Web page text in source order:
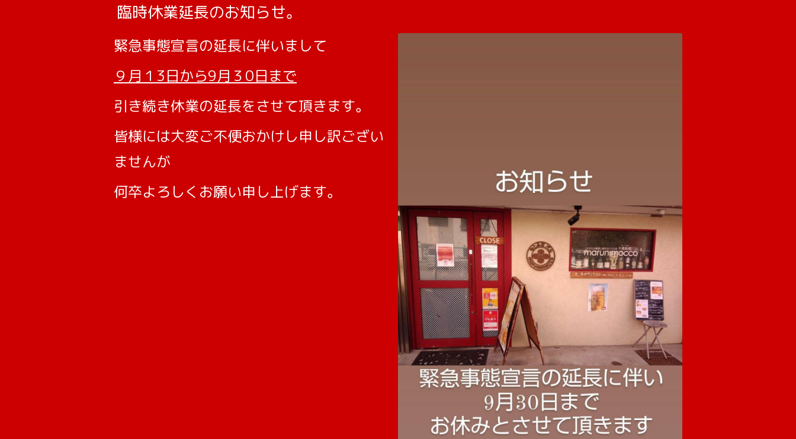
臨時休業延長のお知らせ。
緊急事態宣言の延長に伴いまして
９月１3日から9月３0日まで
引き続き休業の延長をさせて頂きます。
皆様には大変ご不便おかけし申し訳ござい
ませんが
何卒よろしくお願い申し上げます。